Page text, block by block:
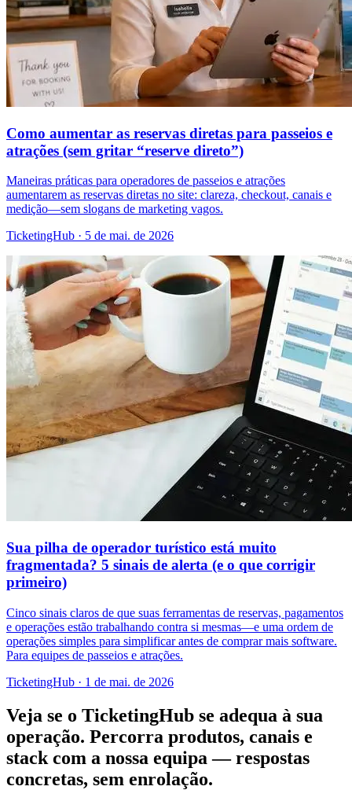
Como aumentar as reservas diretas para passeios e
atrações (sem gritar “reserve direto”)
Maneiras práticas para operadores de passeios e atrações
aumentarem as reservas diretas no site: clareza, checkout, canais e
medição—sem slogans de marketing vagos.
TicketingHub · 5 de mai. de 2026
Sua pilha de operador turístico está muito
fragmentada? 5 sinais de alerta (e o que corrigir
primeiro)
Cinco sinais claros de que suas ferramentas de reservas, pagamentos
e operações estão trabalhando contra si mesmas—e uma ordem de
operações simples para simplificar antes de comprar mais software.
Para equipes de passeios e atrações.
TicketingHub · 1 de mai. de 2026
Veja se o TicketingHub se adequa à sua
operação. Percorra produtos, canais e
stack com a nossa equipa — respostas
concretas, sem enrolação.